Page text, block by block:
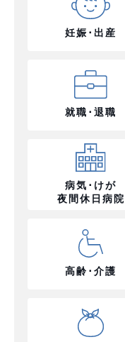
妊娠･出産
就職･退職
病気･けが
夜間休日病院
高齢･介護